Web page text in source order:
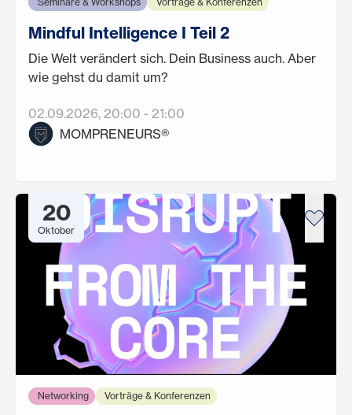
Mindful Intelligence I Teil 2
Die Welt verändert sich. Dein Business auch. Aber
wie gehst du damit um?
02.09.2026, 20:00 - 21:00
MOMPRENEURS®
20
Oktober
Networking Vorträge & Konferenzen